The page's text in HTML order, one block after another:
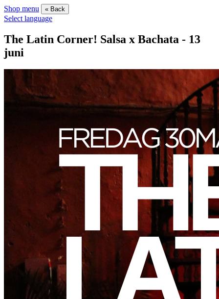
Shop menu « Back
Select language
The Latin Corner! Salsa x Bachata - 13
juni